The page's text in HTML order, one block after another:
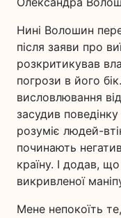
Нині Волошин
після заяви про
розкритикував
погрози в його
висловлювання
засудив
розуміє людей-
починають
країну. І додав,
викривленої
Мене непокоїть